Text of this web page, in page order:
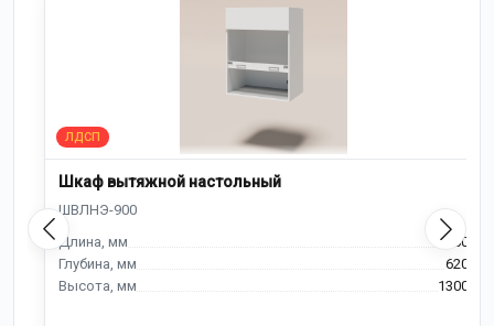
Шкаф вытяжной настольный
900
620
1300